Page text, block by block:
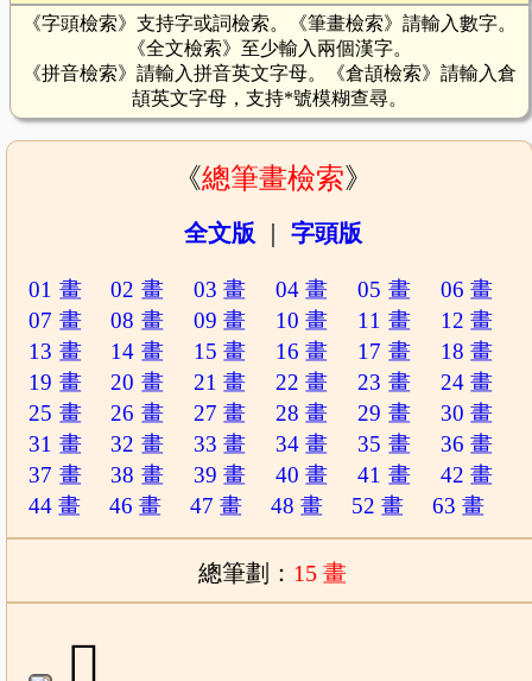
《字頭檢索》支持字或詞檢索。《筆畫檢索》請輸入數字。
《全文檢索》至少輸入兩個漢字。
《拼音檢索》請輸入拼音英文字母。《倉頡檢索》請輸入倉
頡英文字母，支持*號模糊查尋。
《總筆畫檢索》
全文版 字頭版
01 畫 02 畫 03 畫 04 畫 05 畫
06 畫
07 畫
08 畫 09 畫 10 畫 11 畫
12 畫
13 畫
14 畫 15 畫 16 畫 17 畫
18 畫
19 畫
20 畫 21 畫 22 畫 23 畫
24 畫
25 畫
26 畫 27 畫 28 畫 29 畫
30 畫
31 畫
32 畫 33 畫 34 畫 35 畫
36 畫
37 畫
38 畫 39 畫 40 畫 41 畫
42 畫
44 畫
46 畫 47 畫 48 畫 52 畫 63 畫
總筆劃： 15 畫
𩿄